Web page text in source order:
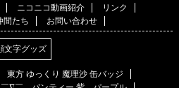
ニコニコ動画紹介
リンク
間たち
お問い合わせ
文字グッズ
方 ゆっくり 魔理沙 缶バッジ